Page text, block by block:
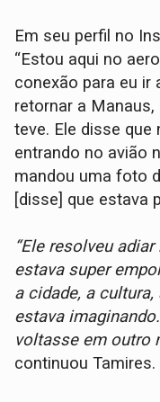
Em seu perfil no
“Estou aqui no
conexão para eu ir
retornar a
teve. Ele disse que
entrando no avião
mandou uma foto
[disse] que estava
“Ele resolveu
estava super
a cidade, a
estava
voltasse em outro
continuou Tamires.